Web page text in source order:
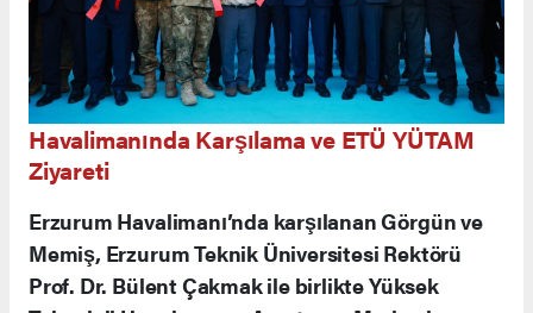
Havalimanında Karşılama ve ETÜ YÜTAM
Ziyareti
Erzurum Havalimanı’nda karşılanan Görgün ve
Memiş, Erzurum Teknik Üniversitesi Rektörü
Prof. Dr. Bülent Çakmak ile birlikte Yüksek